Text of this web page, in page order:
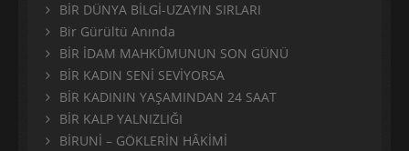
BİR DÜNYA BİLGİ-UZAYIN SIRLARI
Bir Gürültü Anında
BİR İDAM MAHKÛMUNUN SON GÜNÜ
BİR KADIN SENİ SEVİYORSA
BİR KADININ YAŞAMINDAN 24 SAAT
BİR KALP YALNIZLIĞI
BİRUNİ – GÖKLERİN HÂKİMİ